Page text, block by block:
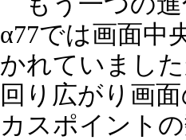
α77では画面中
かれていまし
回り広がり画
カスポイント